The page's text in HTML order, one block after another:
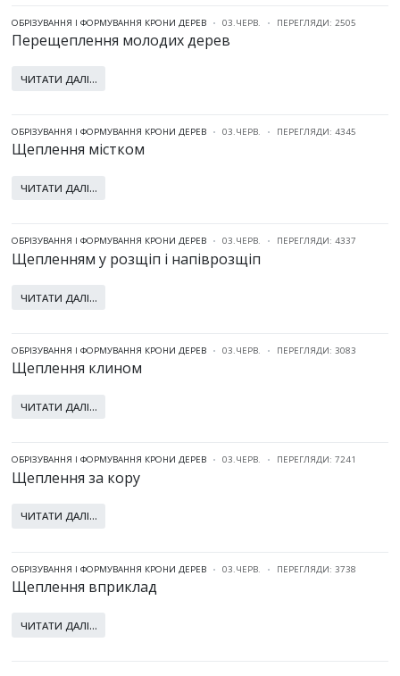
ОБРІЗУВАННЯ І ФОРМУВАННЯ КРОНИ ДЕРЕВ 03.ЧЕРВ. ПЕРЕГЛЯДИ: 2505
Перещеплення молодих дерев
ЧИТАТИ ДАЛІ...
ОБРІЗУВАННЯ І ФОРМУВАННЯ КРОНИ ДЕРЕВ 03.ЧЕРВ. ПЕРЕГЛЯДИ: 4345
Щеплення містком
ЧИТАТИ ДАЛІ...
ОБРІЗУВАННЯ І ФОРМУВАННЯ КРОНИ ДЕРЕВ 03.ЧЕРВ. ПЕРЕГЛЯДИ: 4337
Щепленням у розщіп і напіврозщіп
ЧИТАТИ ДАЛІ...
ОБРІЗУВАННЯ І ФОРМУВАННЯ КРОНИ ДЕРЕВ 03.ЧЕРВ. ПЕРЕГЛЯДИ: 3083
Щеплення клином
ЧИТАТИ ДАЛІ...
ОБРІЗУВАННЯ І ФОРМУВАННЯ КРОНИ ДЕРЕВ 03.ЧЕРВ. ПЕРЕГЛЯДИ: 7241
Щеплення за кору
ЧИТАТИ ДАЛІ...
ОБРІЗУВАННЯ І ФОРМУВАННЯ КРОНИ ДЕРЕВ 03.ЧЕРВ. ПЕРЕГЛЯДИ: 3738
Щеплення вприклад
ЧИТАТИ ДАЛІ...